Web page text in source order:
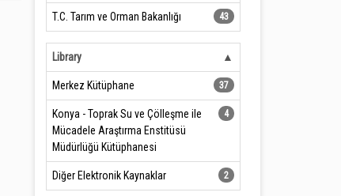
T.C. Tarım ve Orman Bakanlığı 43
Library
Merkez Kütüphane 37
Konya - Toprak Su ve Çölleşme ile
Mücadele Araştırma Enstitüsü
Müdürlüğü Kütüphanesi
4
Diğer Elektronik Kaynaklar 2